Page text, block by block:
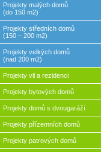
Projekty malých domů
(do 150 m2)
Projekty středních domů
(150 – 200 m2)
Projekty velkých domů
(nad 200 m2)
Projekty vil a rezidenci
Projekty bytových domů
Projekty domů s dvougaráží
Projekty přízemních domů
Projekty patrových domů